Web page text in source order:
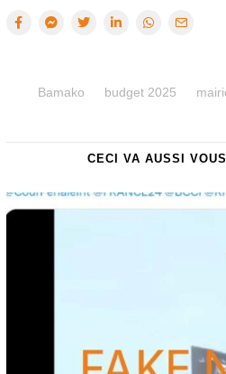
Bamako budget 2025
CECI VA AUSSI